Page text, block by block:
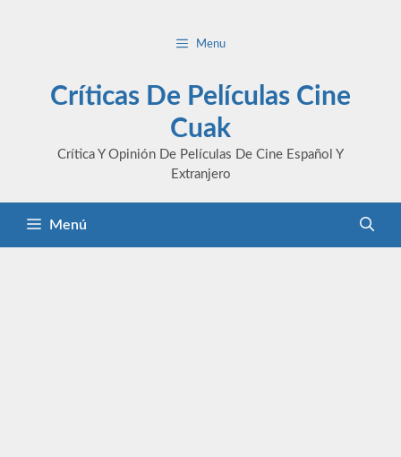
Menu
Críticas De Películas Cine
Cuak
Crítica Y Opinión De Películas De Cine Español Y
Extranjero
Menú